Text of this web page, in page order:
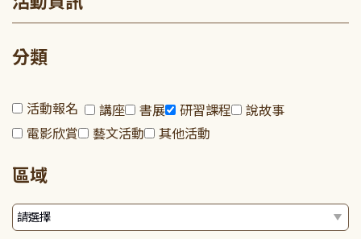
分類
活動報名 講座 書展 研習課程
說故事
電影欣賞
藝文活動 其他活動
區域